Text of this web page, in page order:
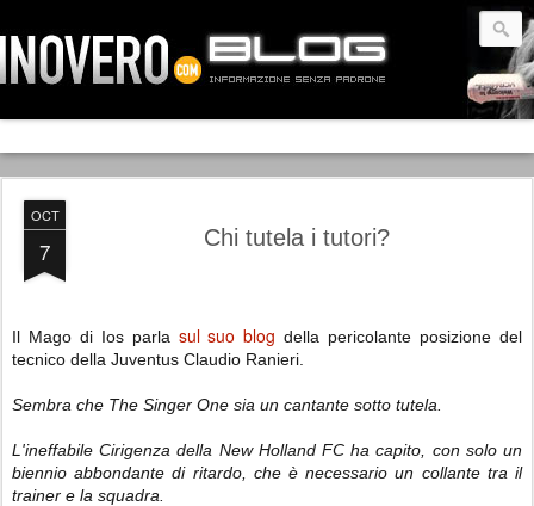
OCT
7 Chi tutela i tutori?
Il Mago di Ios parla sul suo blog della pericolante posizione del
tecnico della Juventus Claudio Ranieri.
Sembra che The Singer One sia un cantante sotto tutela.
L'ineffabile Cirigenza della New Holland FC ha capito, con solo un
biennio abbondante di ritardo, che è necessario un collante tra il
trainer e la squadra.